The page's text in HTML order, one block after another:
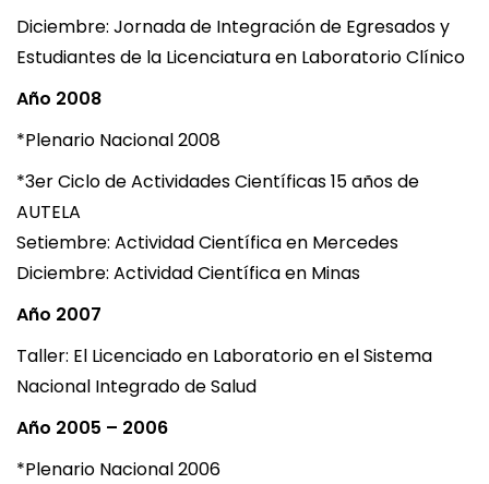
Diciembre: Jornada de Integración de Egresados y
Estudiantes de la Licenciatura en Laboratorio Clínico
Año 2008
*Plenario Nacional 2008
*3er Ciclo de Actividades Científicas 15 años de
AUTELA
Setiembre: Actividad Científica en Mercedes
Diciembre: Actividad Científica en Minas
Año 2007
Taller: El Licenciado en Laboratorio en el Sistema
Nacional Integrado de Salud
Año 2005 – 2006
*Plenario Nacional 2006